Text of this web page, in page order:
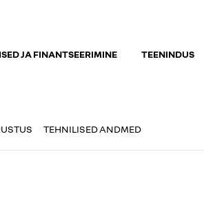
JA FINANTSEERIMINE TEENINDUS
TEHNILISED ANDMED